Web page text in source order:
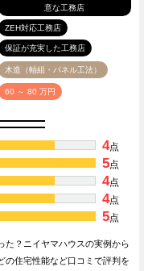
意な工務店
ZEH対応工務店
保証が充実した工務店
木造（軸組・パネル工法）
60 ～ 80 万円
4点
5点
4点
4点
5点
た？ニイヤマハウスの実例から
の住宅性能など口コミで評判を